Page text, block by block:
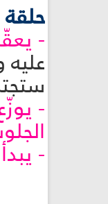
حلقة
-
-
-